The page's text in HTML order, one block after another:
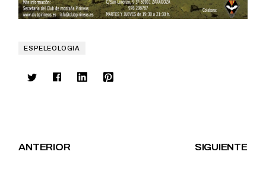
ESPELEOLOGIA
ANTERIOR SIGUIENTE